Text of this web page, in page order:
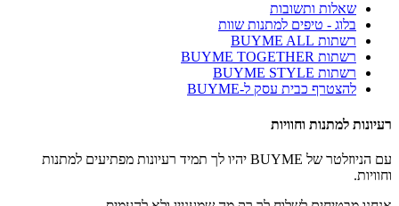
שאלות ותשובות
בלוג - טיפים למתנות שוות
רשתות BUYME ALL
רשתות BUYME TOGETHER
רשתות BUYME STYLE
להצטרף כבית עסק ל-BUYME
רעיונות למתנות וחוויות
עם הניוזלטר של BUYME יהיו לך תמיד רעיונות מפתיעים למתנות
וחוויות.